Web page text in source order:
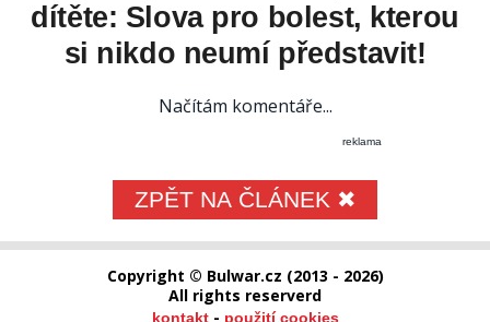
dítěte: Slova pro bolest, kterou
si nikdo neumí představit!
Načítám komentáře...
reklama
ZPĚT NA ČLÁNEK ✖
Copyright © Bulwar.cz (2013 - 2026)
All rights reserverd
kontakt- použití cookies